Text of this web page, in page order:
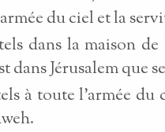
du ciel et la
dans la maison
dans Jérusalem que
à toute l'armée du